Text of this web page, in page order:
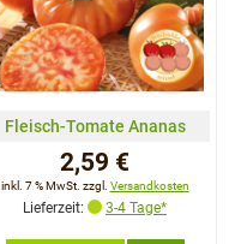
Fleisch-Tomate Ananas
2,59 €
inkl. 7 % MwSt. zzgl. Versandkosten
Lieferzeit: 3-4 Tage*